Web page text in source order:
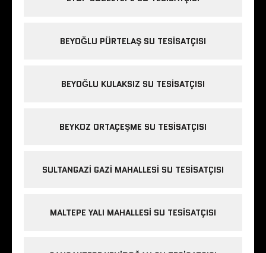
BEYOĞLU PÜRTELAŞ SU TESISATÇISI
BEYOĞLU KULAKSIZ SU TESISATÇISI
BEYKOZ ORTAÇEŞME SU TESISATÇISI
SULTANGAZI GAZI MAHALLESI SU TESISATÇISI
MALTEPE YALI MAHALLESI SU TESISATÇISI